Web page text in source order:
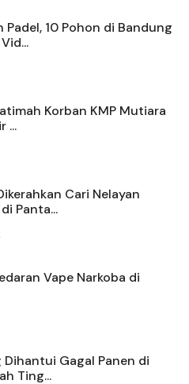
Padel, 10 Pohon di Bandung
Korban KMP Mutiara
...
Cari Nelayan
Panta...
Vape Narkoba di
Dihantui Gagal Panen di
Ting...